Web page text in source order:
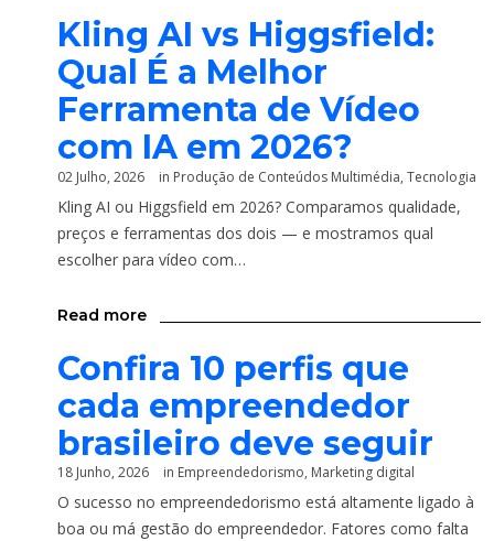
Kling AI vs Higgsfield:
Qual É a Melhor
Ferramenta de Vídeo
com IA em 2026?
02 Julho, 2026 in Produção de Conteúdos Multimédia, Tecnologia
Kling AI ou Higgsfield em 2026? Comparamos qualidade,
preços e ferramentas dos dois — e mostramos qual
escolher para vídeo com…
Read more
Confira 10 perfis que
cada empreendedor
brasileiro deve seguir
18 Junho, 2026 in Empreendedorismo, Marketing digital
O sucesso no empreendedorismo está altamente ligado à
boa ou má gestão do empreendedor. Fatores como falta